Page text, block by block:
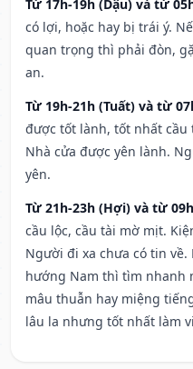
Từ 17h-19h (Dậu) và từ
có lợi, hoặc hay bị trái ý.
quan trọng thì phải đòn,
an.
Từ 19h-21h (Tuất) và từ
được tốt lành, tốt nhất cầu
Nhà cửa được yên lành.
yên.
Từ 21h-23h (Hợi) và từ
cầu lộc, cầu tài mờ mịt.
Người đi xa chưa có tin
hướng Nam thì tìm nhanh
mâu thuẫn hay miệng
lâu la nhưng tốt nhất làm